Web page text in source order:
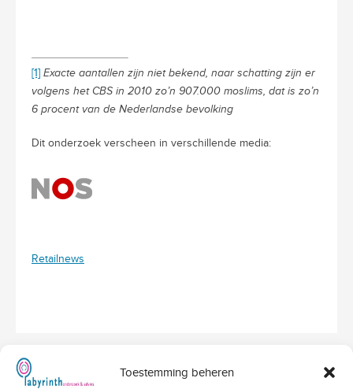
Toestemming beheren
[1] Exacte aantallen zijn niet bekend, naar schatting zijn er
volgens het CBS in 2010 zo’n 907.000 moslims, dat is zo’n
6 procent van de Nederlandse bevolking
Dit onderzoek verscheen in verschillende media:
Retailnews